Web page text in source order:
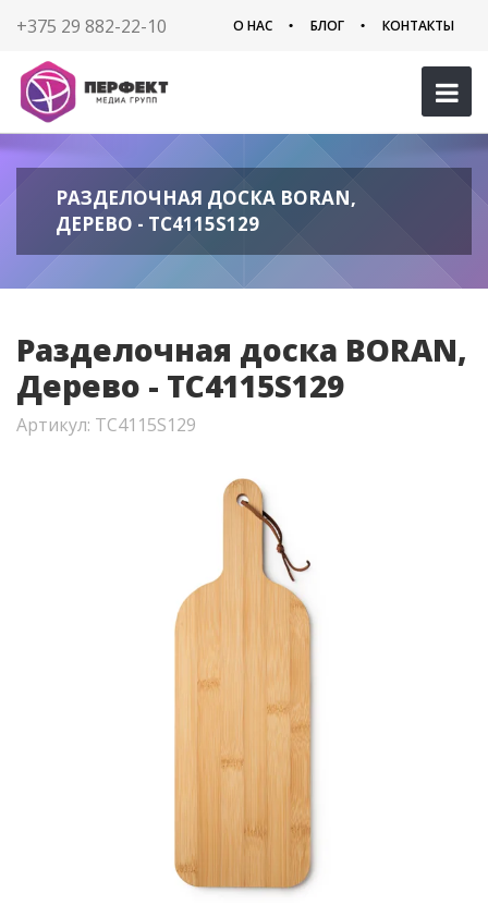
+375 29 882-22-10 О НАС БЛОГ КОНТАКТЫ
РАЗДЕЛОЧНАЯ ДОСКА BORAN,
ДЕРЕВО - TC4115S129
Разделочная доска BORAN,
Дерево - TC4115S129
Артикул: TC4115S129